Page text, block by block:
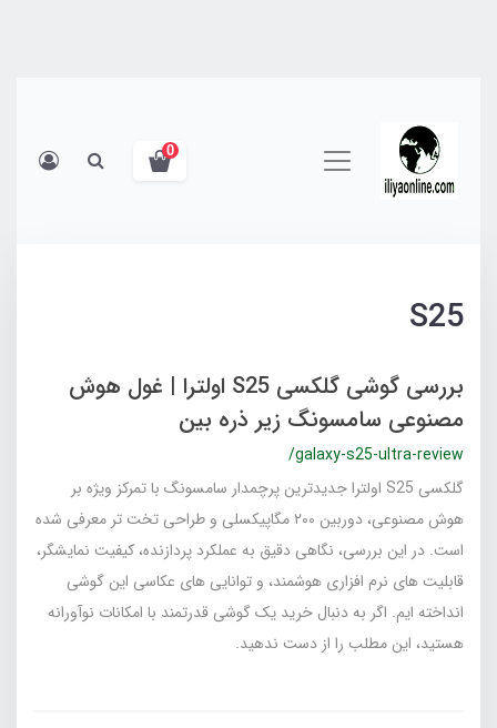
0
S25
بررسی گوشی گلکسی S25 اولترا | غول هوش
مصنوعی سامسونگ زیر ذره بین
/galaxy-s25-ultra-review
گلکسی S25 اولترا جدیدترین پرچمدار سامسونگ با تمرکز ویژه بر
هوش مصنوعی، دوربین ۲۰۰ مگاپیکسلی و طراحی تخت تر معرفی شده
است. در این بررسی، نگاهی دقیق به عملکرد پردازنده، کیفیت نمایشگر،
قابلیت‌ های نرم‌ افزاری هوشمند، و توانایی‌ های عکاسی این گوشی
انداخته ایم. اگر به دنبال خرید یک گوشی قدرتمند با امکانات نوآورانه
هستید، این مطلب را از دست ندهید.